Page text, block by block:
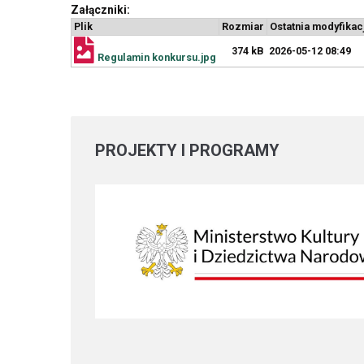
Załączniki:
Plik Rozmiar Ostatnia
Regulamin konkursu.jpg
374 kB 2026-05-12 08:49
PROJEKTY I PROGRAMY